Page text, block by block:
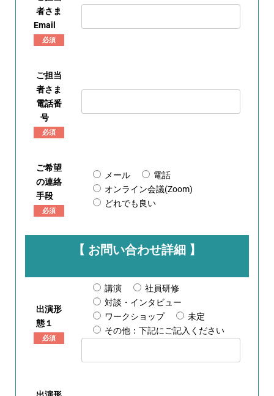
者さま
Email
必須
ご担当
者さま
電話番
号
必須
ご希望
の連絡
手段
必須
メール
電話
オンライン会議(Zoom)
どれでも良い
【 お問い合わせ詳細 】
出演形
態１
必須
講演
社員研修
対談・インタビュー
ワークショップ
未定
その他：下記にご記入ください